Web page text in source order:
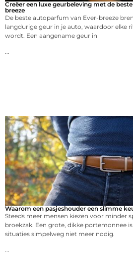
Creëer een luxe geurbeleving met de
breeze
De beste autoparfum van Ever-breeze
langdurige geur in je auto, waardoor elke
wordt. Een aangename geur in
...
Waarom een pasjeshouder een slimme
Steeds meer mensen kiezen voor minder
broekzak. Een grote, dikke portemonnee
situaties simpelweg niet meer nodig.
...